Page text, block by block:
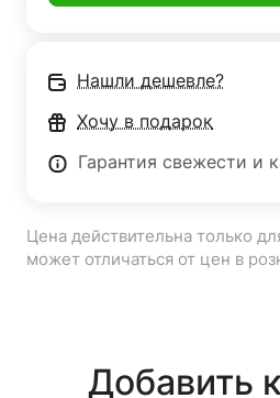
Нашли дешевле?
Хочу в подарок
Гарантия свежести и
Цена действительна только
может отличаться от цен в
Добавить